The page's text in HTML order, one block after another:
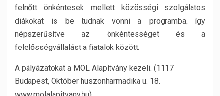
felnőtt önkéntesek mellett közösségi szolgálatos
diákokat is be tudnak vonni a programba, így
népszerűsítve az önkéntességet és a
felelősségvállalást a fiatalok között.
A pályázatokat a MOL Alapítvány kezeli. (1117
Budapest, Október huszonharmadika u. 18.